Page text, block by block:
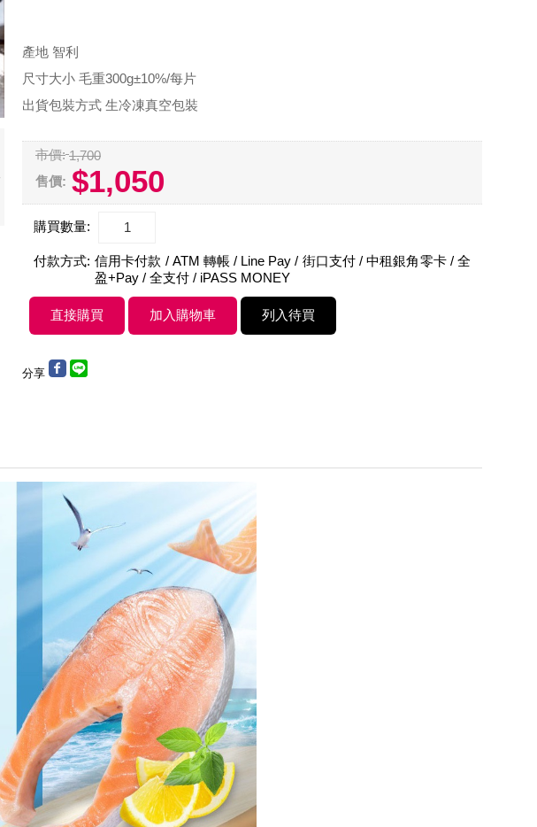
產地 智利
尺寸大小 毛重300g±10%/每片
出貨包裝方式 生冷凍真空包裝
市價: 1,700
售價: $1,050
購買數量:
付款方式: 信用卡付款 / ATM 轉帳 / Line Pay / 街口支付 / 中租銀角零卡 / 全
盈+Pay / 全支付 / iPASS MONEY
分享